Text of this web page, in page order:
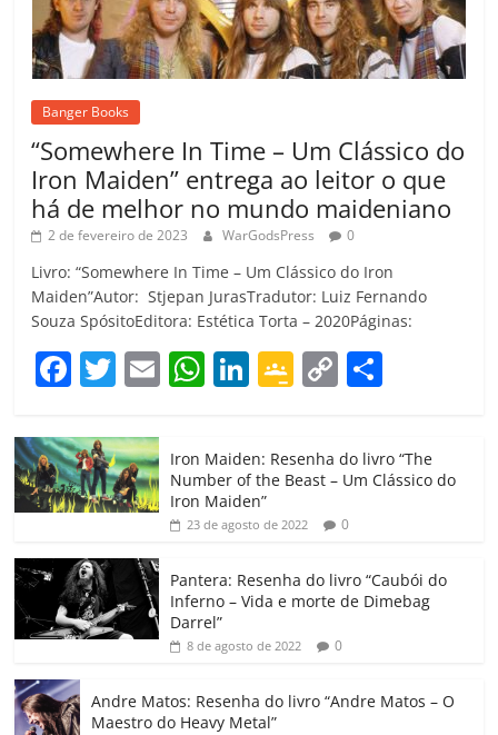
Banger Books
“Somewhere In Time – Um Clássico do
Iron Maiden” entrega ao leitor o que
há de melhor no mundo maideniano
2 de fevereiro de 2023 WarGodsPress 0
Livro: “Somewhere In Time – Um Clássico do Iron
Maiden”Autor: Stjepan JurasTradutor: Luiz Fernando
Souza SpósitoEditora: Estética Torta – 2020Páginas:
F
c
e
b
o
o
k
T
itt
er
E W
at
s
A
p
Li
e
dI
G
gl
e
Cl
a
ss
ro
o
C
p
y
Li
k
m
p
h
ar
Iron Maiden: Resenha do livro “The
Number of the Beast – Um Clássico do
Iron Maiden”
23 de agosto de 2022 0
Pantera: Resenha do livro “Caubói do
Inferno – Vida e morte de Dimebag
Darrel”
8 de agosto de 2022 0
Andre Matos: Resenha do livro “Andre Matos – O
Maestro do Heavy Metal”